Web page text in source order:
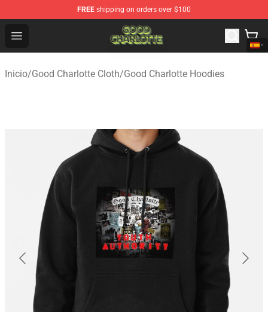
FREE shipping on orders over $100
Open menu
Good Charlotte Store - Official Good Charlotte
Inicio/Good Charlotte Cloth/Good Charlotte Hoodies